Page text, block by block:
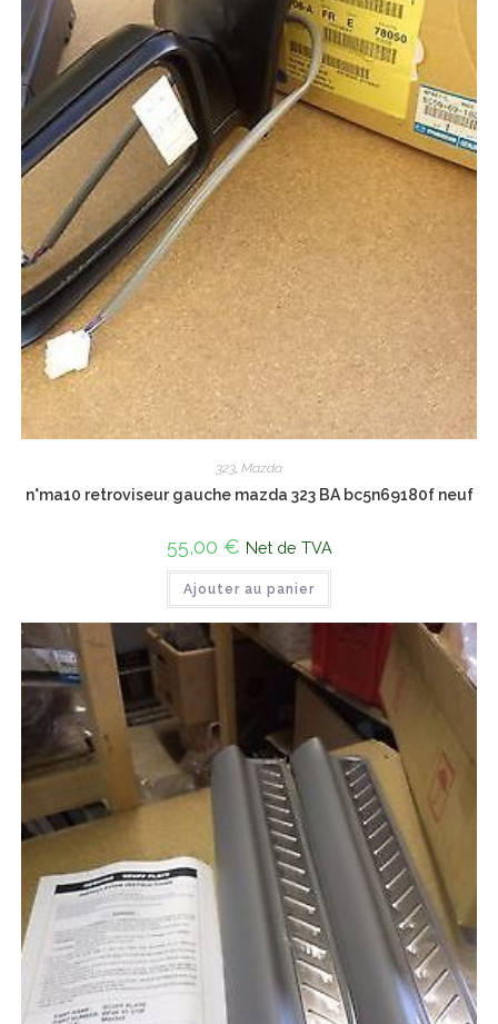
323, Mazda
n°ma10 retroviseur gauche mazda 323 BA bc5n69180f neuf
55,00 € Net de TVA
Ajouter au panier